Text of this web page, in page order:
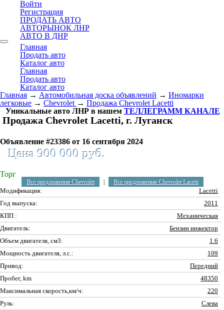
Войти
Регистрация
ПРОДАТЬ АВТО
АВТОРЫНОК ЛНР
АВТО В ДНР
Главная
Продать авто
Каталог авто
Главная
Продать авто
Каталог авто
Главная → Автомобильная доска объявлений → Иномарки
легковые → Chevrolet → Продажа Chevrolet Lacetti
Уникальные авто ЛНР в нашем ТЕЛЛЕГРАММ КАНАЛЕ
Продажа Chevrolet Lacetti, г. Луганск
Объявление #23386 от 16 сентября 2024
Цена 900 000 руб.
Торг
Все предложения Chevrolet Все предложения Chevrolet Lacetti
Модификация:
Lacetti
Год выпуска:
2011
КПП :
Механическая
Двигатель:
Бензин инжектор
Объем двигателя, см3:
1.6
Мощность двигателя, л.с.:
109
Привод:
Передний
Пробег, km
48350
Максимальная скорость,км/ч:
220
Руль:
Слева